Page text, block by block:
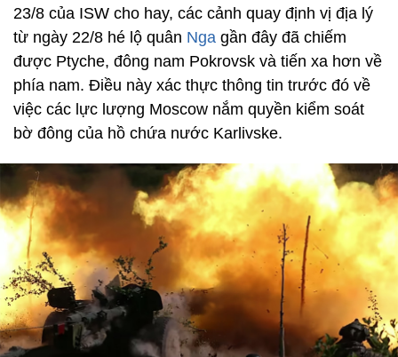
23/8 của ISW cho hay, các cảnh quay định vị địa lý
từ ngày 22/8 hé lộ quân Nga gần đây đã chiếm
được Ptyche, đông nam Pokrovsk và tiến xa hơn về
phía nam. Điều này xác thực thông tin trước đó về
việc các lực lượng Moscow nắm quyền kiểm soát
bờ đông của hồ chứa nước Karlivske.